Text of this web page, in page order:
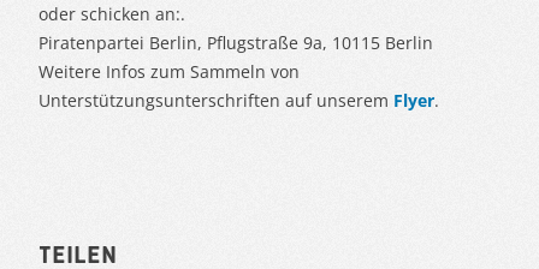
oder schicken an:.
Piratenpartei Berlin, Pflugstraße 9a, 10115 Berlin
Weitere Infos zum Sammeln von
Unterstützungsunterschriften auf unserem Flyer.
Teilen